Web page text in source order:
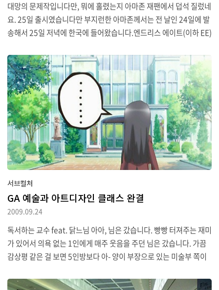
대망의 문제작입니다만, 뭐에 홀렸는지 아마존 재팬에서 덥석 질렀네
요. 25일 출시였습니다만 부지런한 아마존께서는 전 날인 24일에 발
송해서 25일 저녁에 한국에 들어왔습니다.엔드리스 에이트(이하 EE)
번째 스샷에 보면 속이 꽉 차 있는데 중간 부분은 종이틀이고, 왼쪽은
실제 DVD 오른쪽은 엽서 케이스입니다. 개인적으로 아쉬운 건 나가
토가 너무 작게 나왔다는 것? 한정판 DVD 알맹이입니다. 일러스트는
이토 노이지 씨의 나가토 일러스트입니다. DVD가 특이한데, 보통 D
VD는 옆으로 뚜껑이 열리는 게 아니라 겉에 씌워진 플라스틱 껍데기
(사진에서는 잘 보이지 않습니다만) 를 벗겨서 나면 위쪽으로 열 수 있
습니다. 뒷부분에는 잘 안 보이지만..
서브컬처
GA 예술과 아트디자인 클래스 완결
2009.09.24
독서하는 교수 feat. 닭느님 아아, 님은 갔습니다. 빵빵 터져주는 재미
가 있어서 의욕 없는 1인에게 매주 웃음을 주던 님은 갔습니다. 가끔
감상평 같은 걸 보면 5인방보다 아- 양이 부장으로 있는 미술부 쪽이
이유를 대라면, 그쪽이 밸런스가 맞는다고 해야 하려나요. 사실 DVD